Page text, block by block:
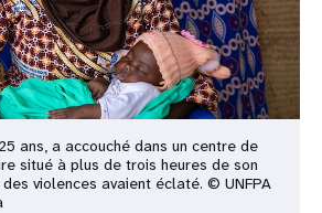
ans, a accouché dans un centre de
situé à plus de trois heures de son
violences avaient éclaté. © UNFPA